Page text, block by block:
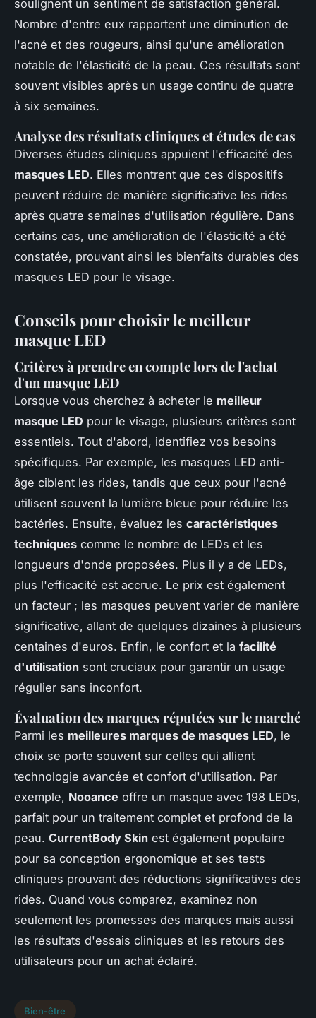
soulignent un sentiment de satisfaction général.
Nombre d'entre eux rapportent une diminution de
l'acné et des rougeurs, ainsi qu'une amélioration
notable de l'élasticité de la peau. Ces résultats sont
souvent visibles après un usage continu de quatre
à six semaines.
Analyse des résultats cliniques et études de cas
Diverses études cliniques appuient l'efficacité des
masques LED. Elles montrent que ces dispositifs
peuvent réduire de manière significative les rides
après quatre semaines d'utilisation régulière. Dans
certains cas, une amélioration de l'élasticité a été
constatée, prouvant ainsi les bienfaits durables des
masques LED pour le visage.
Conseils pour choisir le meilleur
masque LED
Critères à prendre en compte lors de l'achat
d'un masque LED
Lorsque vous cherchez à acheter le meilleur
masque LED pour le visage, plusieurs critères sont
essentiels. Tout d'abord, identifiez vos besoins
spécifiques. Par exemple, les masques LED anti-
âge ciblent les rides, tandis que ceux pour l'acné
utilisent souvent la lumière bleue pour réduire les
bactéries. Ensuite, évaluez les caractéristiques
techniques comme le nombre de LEDs et les
longueurs d'onde proposées. Plus il y a de LEDs,
plus l'efficacité est accrue. Le prix est également
un facteur ; les masques peuvent varier de manière
significative, allant de quelques dizaines à plusieurs
centaines d'euros. Enfin, le confort et la facilité
d'utilisation sont cruciaux pour garantir un usage
régulier sans inconfort.
Évaluation des marques réputées sur le marché
Parmi les meilleures marques de masques LED, le
choix se porte souvent sur celles qui allient
technologie avancée et confort d'utilisation. Par
exemple, Nooance offre un masque avec 198 LEDs,
parfait pour un traitement complet et profond de la
peau. CurrentBody Skin est également populaire
pour sa conception ergonomique et ses tests
cliniques prouvant des réductions significatives des
rides. Quand vous comparez, examinez non
seulement les promesses des marques mais aussi
les résultats d'essais cliniques et les retours des
utilisateurs pour un achat éclairé.
Bien-être